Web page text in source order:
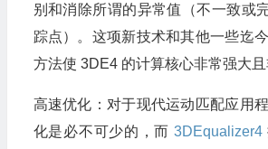
别和消除所谓的异常值（不一致或
踪点）。这项新技术和其他一些迄
方法使 3DE4 的计算核心非常强大且
高速优化：对于现代运动匹配应用
化是必不可少的，而 3DEqualizer4